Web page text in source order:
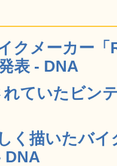
クメーカー
表 - DNA
れていたビン
く描いたバ
DNA